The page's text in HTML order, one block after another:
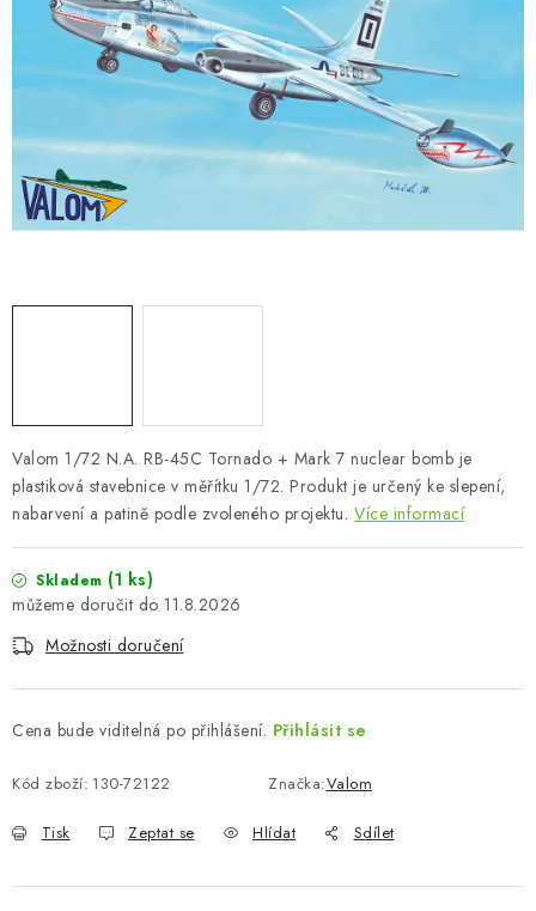
BARVY A POMŮCKY
PUBLIKACE
SKY RIDERS COFFEE
PRODÁVANÉ ZNAČKY
Podmínky ochrany osobních údajů
Valom 1/72 N.A. RB-45C Tornado + Mark 7 nuclear bomb je
plastiková stavebnice v měřítku 1/72. Produkt je určený ke slepení,
nabarvení a patině podle zvoleného projektu. Více informací
Skladem (1 ks)
11.8.2026
Možnosti doručení
Cena bude viditelná po přihlášení. Přihlásit se
Kód zboží: 130-72122 Značka:Valom
Tisk Zeptat se Hlídat Sdílet